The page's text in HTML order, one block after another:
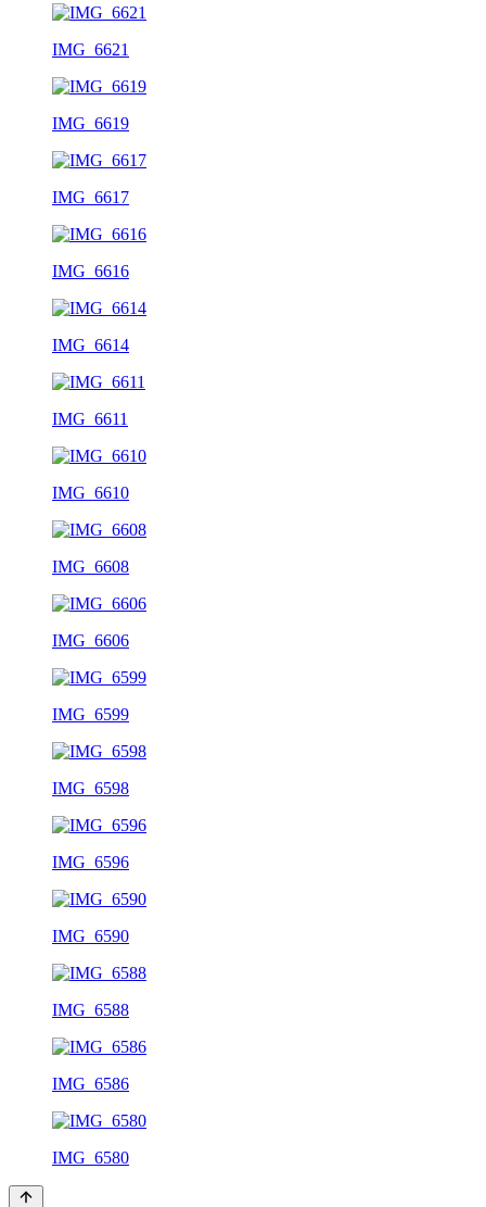
IMG_6621
IMG_6619
IMG_6617
IMG_6616
IMG_6614
IMG_6611
IMG_6610
IMG_6608
IMG_6606
IMG_6599
IMG_6598
IMG_6596
IMG_6590
IMG_6588
IMG_6586
IMG_6580